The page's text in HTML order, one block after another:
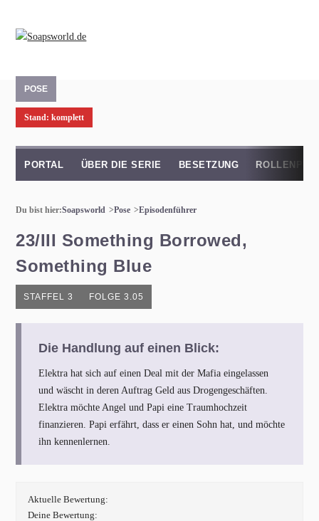
POSE
Stand: komplett
PORTAL ÜBER DIE SERIE BESETZUNG
Du bist hier:Soapsworld Pose Episodenführer
23/III Something Borrowed,
Something Blue
STAFFEL 3 FOLGE 3.05
Die Handlung auf einen Blick:
Elektra hat sich auf einen Deal mit der Mafia eingelassen
und wäscht in deren Auftrag Geld aus Drogengeschäften.
Elektra möchte Angel und Papi eine Traumhochzeit
finanzieren. Papi erfährt, dass er einen Sohn hat, und möchte
ihn kennenlernen.
Aktuelle Bewertung:
Deine Bewertung: